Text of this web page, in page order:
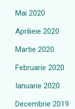
Mai 2020
Aprilieie 2020
Martie 2020
Februarie 2020
Ianuarie 2020
Decembrie 2019